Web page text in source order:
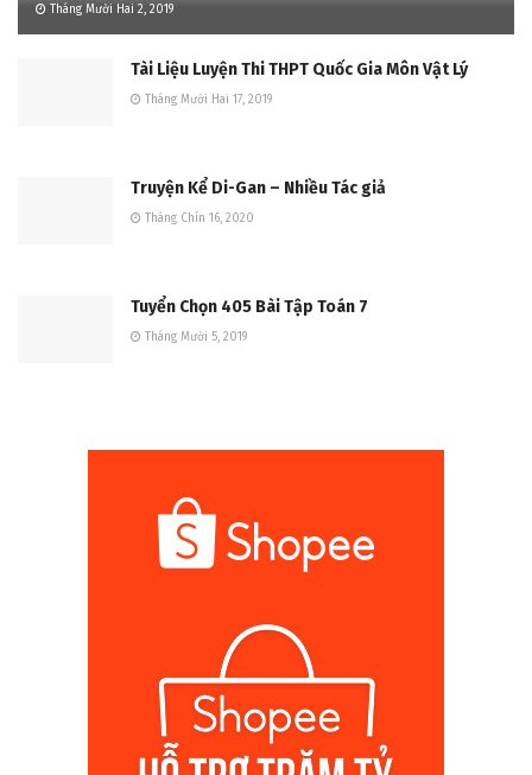
Tháng Mười Hai 2, 2019
Tài Liệu Luyện Thi THPT Quốc Gia Môn Vật Lý
Tháng Mười Hai 17, 2019
Truyện Kể Di-Gan – Nhiều Tác giả
Tháng Chín 16, 2020
Tuyển Chọn 405 Bài Tập Toán 7
Tháng Mười 5, 2019